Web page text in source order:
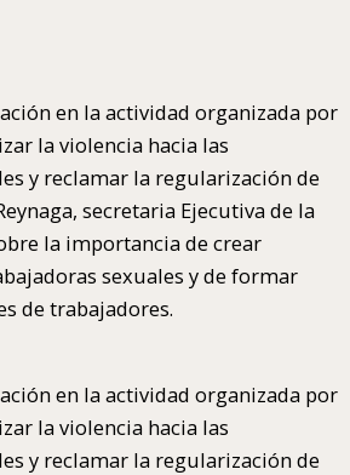
en la actividad organizada por
la violencia hacia las
y reclamar la regularización de
secretaria Ejecutiva de la
la importancia de crear
sexuales y de formar
de trabajadores.
en la actividad organizada por
la violencia hacia las
y reclamar la regularización de